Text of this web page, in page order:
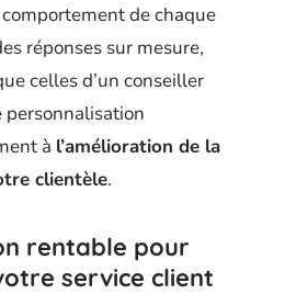
de chaque
réponses sur mesure,
celles d’un conseiller
à l’amélioration de la
clientèle.
rentable pour
service client